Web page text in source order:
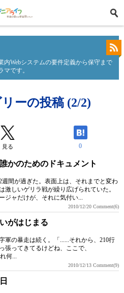
Webシステムの要件定義から保守まで
です。
ーの投稿 (2/2)
見る 0
かのためのドキュメント
間が過ぎた。表面上は、それまでと変わ
激しいゲリラ戦が繰り広げられていた。
ジャだけが、それに気付い...
2010/12/20 Comment(6)
がはじまる
軍の暴走は続く。「......それから、210行
張ってきてるけどね、ここで、
何...
2010/12/13 Comment(9)